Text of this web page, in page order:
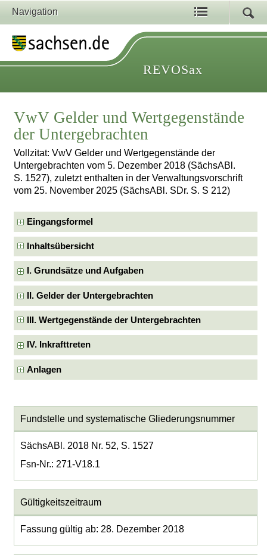
Navigation
REVOSax
VwV Gelder und Wertgegenstände
der Untergebrachten
Vollzitat: VwV Gelder und Wertgegenstände der
Untergebrachten vom 5. Dezember 2018 (SächsABl.
S. 1527), zuletzt enthalten in der Verwaltungsvorschrift
vom 25. November 2025 (SächsABl. SDr. S. S 212)
Eingangsformel
Inhaltsübersicht
I. Grundsätze und Aufgaben
II. Gelder der Untergebrachten
III. Wertgegenstände der Untergebrachten
IV. Inkrafttreten
Anlagen
Fundstelle und systematische Gliederungsnummer
SächsABl. 2018 Nr. 52, S. 1527
Fsn-Nr.: 271-V18.1
Gültigkeitszeitraum
Fassung gültig ab: 28. Dezember 2018